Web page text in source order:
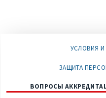
УСЛОВИЯ И
ЗАЩИТА
ВОПРОСЫ